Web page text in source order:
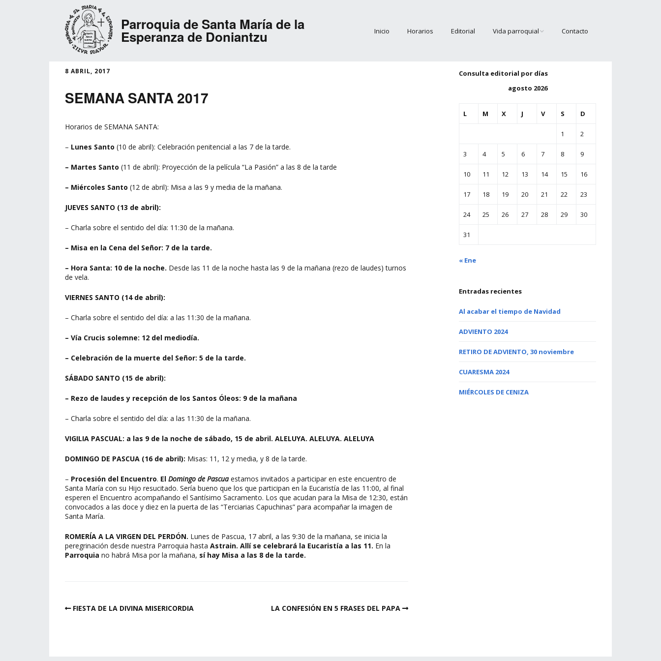
Parroquia de Santa María de la
Esperanza de Doniantzu Inicio Horarios Editorial Vida parroquial
Coros
Contacto
8 ABRIL, 2017
SEMANA SANTA 2017
Horarios de SEMANA SANTA:
– Lunes Santo (10 de abril): Celebración penitencial a las 7 de la tarde.
– Martes Santo (11 de abril): Proyección de la película “La Pasión” a las 8 de la tarde
– Miércoles Santo (12 de abril): Misa a las 9 y media de la mañana.
JUEVES SANTO (13 de abril):
– Charla sobre el sentido del día: 11:30 de la mañana.
– Misa en la Cena del Señor: 7 de la tarde.
– Hora Santa: 10 de la noche. Desde las 11 de la noche hasta las 9 de la mañana (rezo de laudes) turnos
de vela.
VIERNES SANTO (14 de abril):
– Charla sobre el sentido del día: a las 11:30 de la mañana.
– Vía Crucis solemne: 12 del mediodía.
– Celebración de la muerte del Señor: 5 de la tarde.
SÁBADO SANTO (15 de abril):
– Rezo de laudes y recepción de los Santos Óleos: 9 de la mañana
– Charla sobre el sentido del día: a las 11:30 de la mañana.
VIGILIA PASCUAL: a las 9 de la noche de sábado, 15 de abril. ALELUYA. ALELUYA. ALELUYA
DOMINGO DE PASCUA (16 de abril): Misas: 11, 12 y media, y 8 de la tarde.
– Procesión del Encuentro. El Domingo de Pascuaestamos invitados a participar en este encuentro de
Santa María con su Hijo resucitado. Sería bueno que los que participan en la Eucaristía de las 11:00, al final
esperen el Encuentro acompañando el Santísimo Sacramento. Los que acudan para la Misa de 12:30, están
convocados a las doce y diez en la puerta de las “Terciarias Capuchinas” para acompañar la imagen de
Santa María.
ROMERÍA A LA VIRGEN DEL PERDÓN. Lunes de Pascua, 17 abril, a las 9:30 de la mañana, se inicia la
peregrinación desde nuestra Parroquia hasta Astrain. Allí se celebrará la Eucaristía a las 11. En la
Parroquia no habrá Misa por la mañana, sí hay Misa a las 8 de la tarde.
FIESTA DE LA DIVINA MISERICORDIA LA CONFESIÓN EN 5 FRASES DEL PAPA
Consulta editorial por días
agosto 2026
L M X J V S D
1 2
3 4 5 6 7 8 9
10 11 12 13 14 15 16
17 18 19 20 21 22 23
24 25 26 27 28 29 30
31
« Ene
Entradas recientes
Al acabar el tiempo de Navidad
ADVIENTO 2024
RETIRO DE ADVIENTO, 30 noviembre
CUARESMA 2024
MIÉRCOLES DE CENIZA